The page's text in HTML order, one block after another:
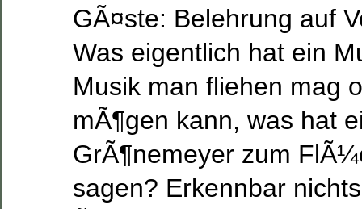
GÃ¤ste: Belehrung auf
Was eigentlich hat ein
Musik man fliehen mag
mÃ¶gen kann, was hat
GrÃ¶nemeyer zum
sagen? Erkennbar